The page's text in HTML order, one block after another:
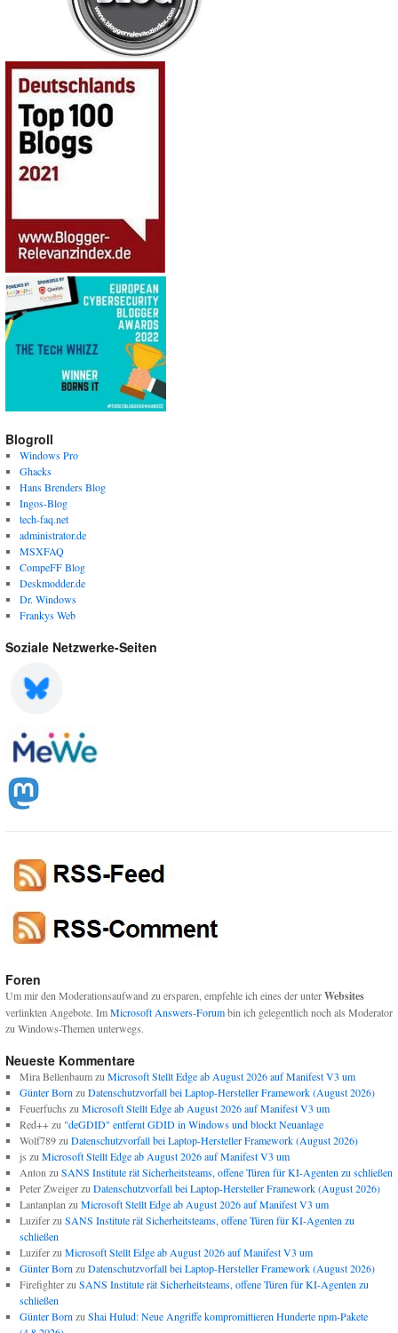
Blogroll
Windows Pro
Ghacks
Hans Brenders Blog
Ingos-Blog
tech-faq.net
administrator.de
MSXFAQ
CompeFF Blog
Deskmodder.de
Dr. Windows
Frankys Web
Soziale Netzwerke-Seiten
Foren
Um mir den Moderationsaufwand zu ersparen, empfehle ich eines der unterWebsites
verlinkten Angebote. ImMicrosoft Answers-Forumbin ich gelegentlich noch als Moderator
zu Windows-Themen unterwegs.
Neueste Kommentare
Mira BellenbaumzuMicrosoft Stellt Edge ab August 2026 auf Manifest V3 um
Günter BornzuDatenschutzvorfall bei Laptop-Hersteller Framework (August 2026)
Feuerfuchs zuMicrosoft Stellt Edge ab August 2026 auf Manifest V3 um
Red++zu "deGDID" entfernt GDID in Windows und blockt Neuanlage
Wolf789zuDatenschutzvorfall bei Laptop-Hersteller Framework (August 2026)
js zuMicrosoft Stellt Edge ab August 2026 auf Manifest V3 um
AntonzuSANS Institute rät Sicherheitsteams, offene Türen für KI-Agenten zu schließen
Peter ZweigerzuDatenschutzvorfall bei Laptop-Hersteller Framework (August 2026)
LantanplanzuMicrosoft Stellt Edge ab August 2026 auf Manifest V3 um
LuziferzuSANS Institute rät Sicherheitsteams, offene Türen für KI-Agenten zu
schließen
LuziferzuMicrosoft Stellt Edge ab August 2026 auf Manifest V3 um
Günter BornzuDatenschutzvorfall bei Laptop-Hersteller Framework (August 2026)
FirefighterzuSANS Institute rät Sicherheitsteams, offene Türen für KI-Agenten zu
schließen
Günter BornzuShai Hulud: Neue Angriffe kompromittieren Hunderte npm-Pakete